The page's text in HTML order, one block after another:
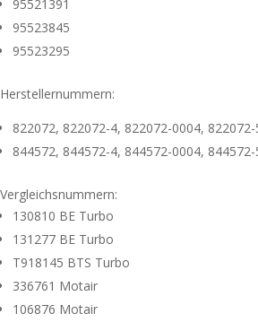
95521391
95523845
95523295
Herstellernummern:
822072, 822072-4, 822072-0004, 822072-
844572, 844572-4, 844572-0004, 844572-
Vergleichsnummern:
130810 BE Turbo
131277 BE Turbo
T918145 BTS Turbo
336761 Motair
106876 Motair